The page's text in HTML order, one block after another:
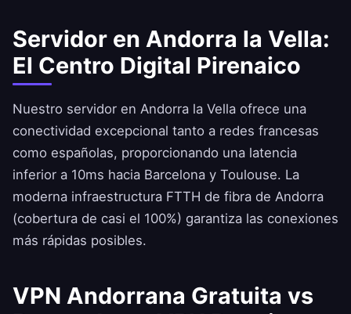
Servidor en Andorra la Vella:
El Centro Digital Pirenaico
Nuestro servidor en Andorra la Vella ofrece una
conectividad excepcional tanto a redes francesas
como españolas, proporcionando una latencia
inferior a 10ms hacia Barcelona y Toulouse. La
moderna infraestructura FTTH de fibra de Andorra
(cobertura de casi el 100%) garantiza las conexiones
más rápidas posibles.
VPN Andorrana Gratuita vs